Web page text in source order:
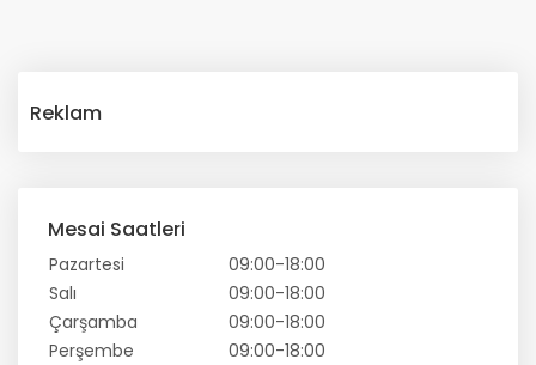
Reklam
Mesai Saatleri
Pazartesi
09:00-18:00
Salı
09:00-18:00
Çarşamba
09:00-18:00
Perşembe
09:00-18:00